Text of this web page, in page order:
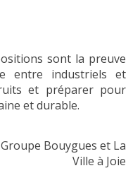
sont la preuve
entre industriels et
et préparer pour
et durable.
Bouygues et La
Ville à Joie